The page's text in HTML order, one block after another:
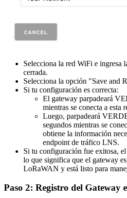
Selecciona la red WiFi e ingresa
cerrada.
Selecciona la opción "Save and
Si tu configuración es correcta:
El gateway parpadeará
mientras se conecta a esta
Luego, parpadeará
segundos mientras se
obtiene la información
endpoint de tráfico LNS.
Si tu configuración fue exitosa,
lo que significa que el gateway
LoRaWAN y está listo para
Paso 2: Registro del Gateway